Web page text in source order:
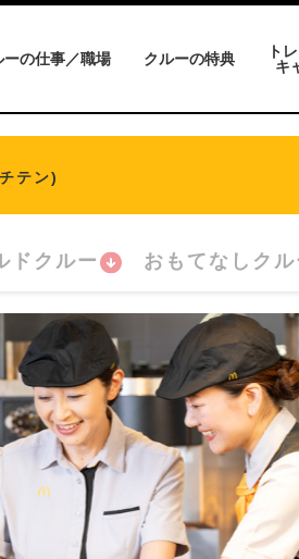
ーの仕事／職場 クルーの特典
ト
キ
テン)
ドクルー おもてなしクル